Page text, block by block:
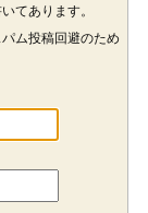
てあります。
ム投稿回避のため